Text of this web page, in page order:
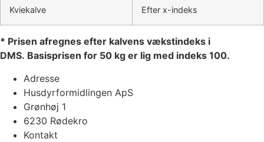
Kviekalve Efter x-indeks
* Prisen afregnes efter kalvens vækstindeks i
DMS. Basisprisen for 50 kg er lig med indeks 100.
Adresse
Husdyrformidlingen ApS
Grønhøj 1
6230 Rødekro
Kontakt